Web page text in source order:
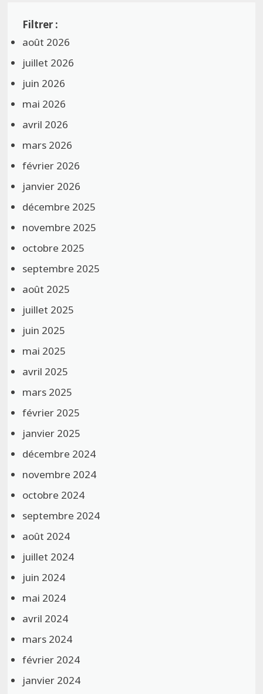
août 2026
juillet 2026
juin 2026
mai 2026
avril 2026
mars 2026
février 2026
janvier 2026
décembre 2025
novembre 2025
octobre 2025
septembre 2025
août 2025
juillet 2025
juin 2025
mai 2025
avril 2025
mars 2025
février 2025
janvier 2025
décembre 2024
novembre 2024
octobre 2024
septembre 2024
août 2024
juillet 2024
juin 2024
mai 2024
avril 2024
mars 2024
février 2024
janvier 2024